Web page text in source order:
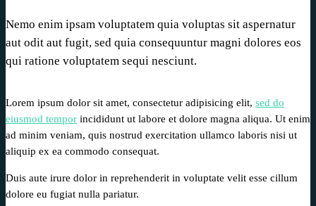
Nemo enim ipsam voluptatem quia voluptas sit aspernatur
aut odit aut fugit, sed quia consequuntur magni dolores eos
qui ratione voluptatem sequi nesciunt.
Lorem ipsum dolor sit amet, consectetur adipisicing elit, sed do
eiusmod tempor incididunt ut labore et dolore magna aliqua. Ut enim
ad minim veniam, quis nostrud exercitation ullamco laboris nisi ut
aliquip ex ea commodo consequat.
Duis aute irure dolor in reprehenderit in voluptate velit esse cillum
dolore eu fugiat nulla pariatur.